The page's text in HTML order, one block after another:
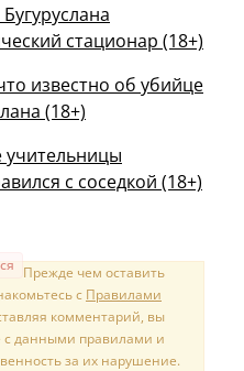
стационар (18+)
известно об убийце
(18+)
с соседкой (18+)
Прежде чем оставить
с Правилами
комментарий, вы
с данными правилами и
за их нарушение.